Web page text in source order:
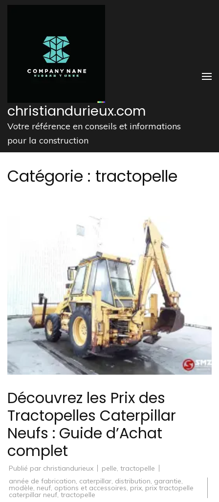
Aller
christiandurieux.com
Votre référence en conseils et informations
pour la construction
Catégorie : tractopelle
Découvrez les Prix des
Tractopelles Caterpillar
Neufs : Guide d’Achat
complet
Publié par christiandurieux pelle, tractopelle
année de fabrication, caterpillar, distribution, garantie,
modèle, neuf, options et accessoires, prix, prix tractopelle
caterpillar neuf,tractopelle